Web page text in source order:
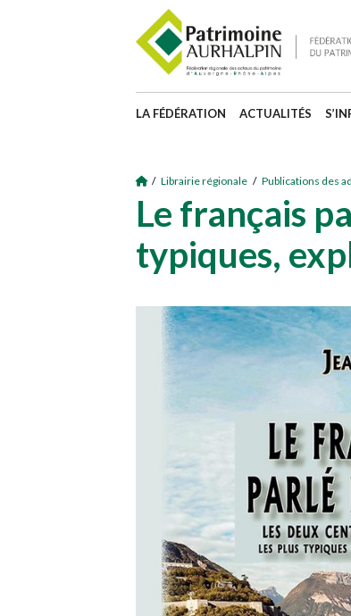
LA FÉDÉRATION ACTUALITÉS
/ Librairie régionale / Publications des
Le français
typiques,